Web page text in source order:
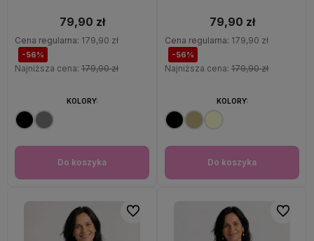
79,90 zł
Cena regularna: 179,90 zł
-56%
Najniższa cena: 179,90 zł
Do koszyka
KOLORY:
79,90 zł
Cena regularna: 179,90 zł
-56%
Najniższa cena: 179,90 zł
Do koszyka
KOLORY:
Do ulubionych Do